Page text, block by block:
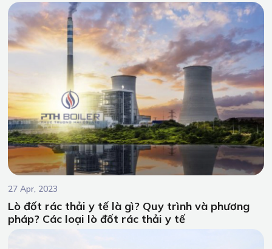
27 Apr, 2023
Lò đốt rác thải y tế là gì? Quy trình và phương
pháp? Các loại lò đốt rác thải y tế